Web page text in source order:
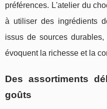
préférences. L'atelier du
à utiliser des ingrédients
issus de sources
évoquent la richesse et la
Des assortiments
goûts